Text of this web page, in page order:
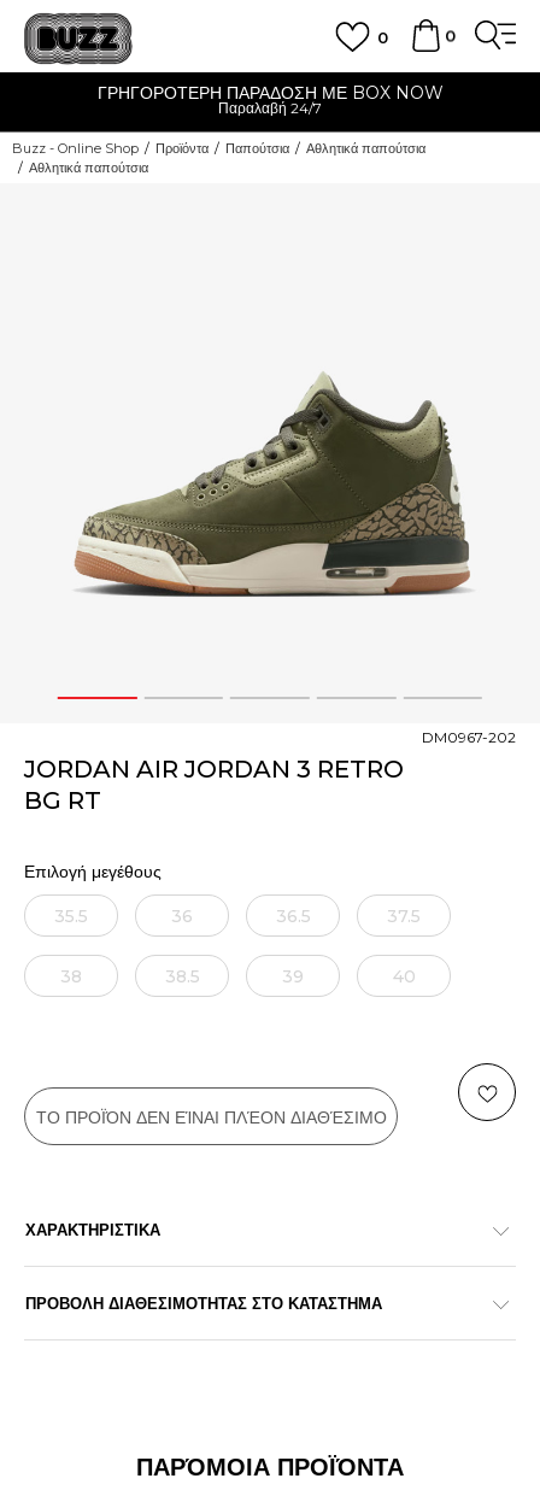
0
0
ΓΡΗΓΟΡΟΤΕΡΗ ΠΑΡΑΔΟΣΗ ΜΕ BOX NOW
Παραλαβή 24/7
Buzz - Online Shop Προϊόντα Παπούτσια
Αθλητικά παπούτσια
Αθλητικά παπούτσια
1 2 3 4 5
JORDAN AIR JORDAN 3 RETRO
BG RT
DM0967-202
Επιλογή μεγέθους
35.5 36 36.5 37.5
38 38.5 39 40
ΤΟ ΠΡΟΪΌΝ ΔΕΝ ΕΊΝΑΙ ΠΛΈΟΝ ΔΙΑΘΈΣΙΜΟ
ΧΑΡΑΚΤΗΡΙΣΤΙΚΑ
ΠΡΟΒΟΛΗ ΔΙΑΘΕΣΙΜΟΤΗΤΑΣ ΣΤΟ ΚΑΤΑΣΤΗΜΑ
ΠΑΡΌΜΟΙΑ ΠΡΟΪΌΝΤΑ